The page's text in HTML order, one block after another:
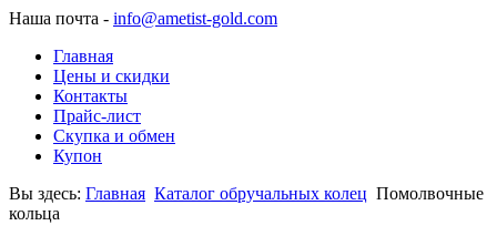
Наша почта - info@ametist-gold.com
Главная
Цены и скидки
Контакты
Прайс-лист
Скупка и обмен
Купон
Вы здесь: Главная Каталог обручальных колец Помолвочные
кольца